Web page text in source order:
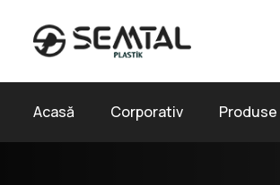
Acasă Corporativ Produse